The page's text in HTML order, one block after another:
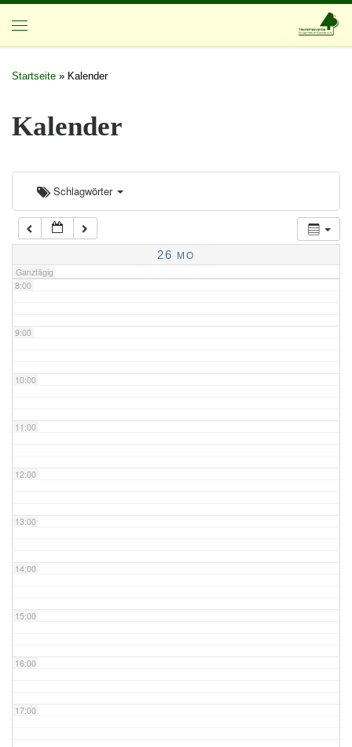
Zum Inhalt springen
Startseite » Kalender
Kalender
Schlagwörter
26 MO
Ganztägig
3:00
7:00
8:00
9:00
10:00
11:00
12:00
13:00
14:00
15:00
16:00
17:00